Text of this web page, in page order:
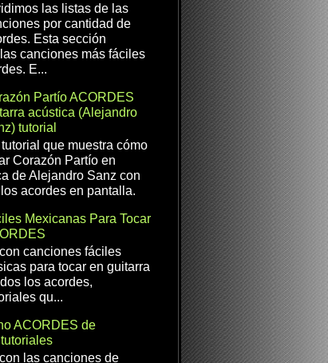
las listas de las
por cantidad de
Esta sección
canciones más fáciles
E...
Partío ACORDES
acústica (Alejandro
tutorial
que muestra cómo
Corazón Partío en
de Alejandro Sanz con
acordes en pantalla.
Mexicanas Para Tocar
canciones fáciles
para tocar en guitarra
los acordes,
qu...
ACORDES de
las canciones de